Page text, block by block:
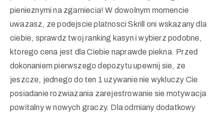
pienieznymi na zgarniecia! W dowolnym momencie
uwazasz, ze podejscie platnosci Skrill oni wskazany dla
ciebie, sprawdz twoj ranking kasyn i wybierz podobne,
ktorego cena jest dla Ciebie naprawde piekna. Przed
dokonaniem pierwszego depozytu upewnij sie, ze
jeszcze, jednego do ten 1 uzywanie nie wykluczy Cie
posiadanie rozwiazania zarejestrowanie sie motywacja
powitalny w nowych graczy. Dla odmiany dodatkowy